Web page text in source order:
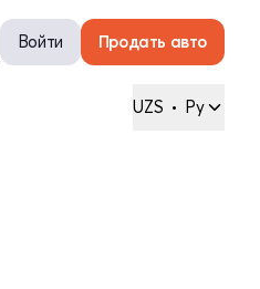
Войти Продать авто
UZS • Ру